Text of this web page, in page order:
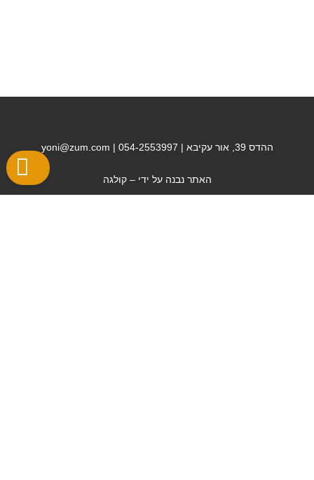
ההדס 39, אור עקיבא | 054-2553997 | yoni@zum.com
האתר נבנה על ידי –קולגה